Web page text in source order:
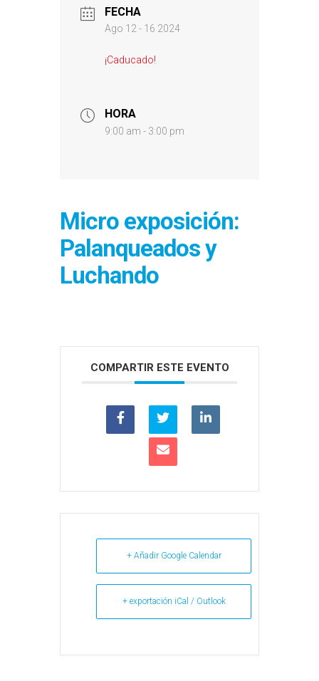
FECHA
Ago 12 - 16 2024
¡Caducado!
HORA
9:00 am - 3:00 pm
Micro exposición:
Palanqueados y
Luchando
COMPARTIR ESTE EVENTO
+ Añadir Google Calendar
+ exportación iCal / Outlook